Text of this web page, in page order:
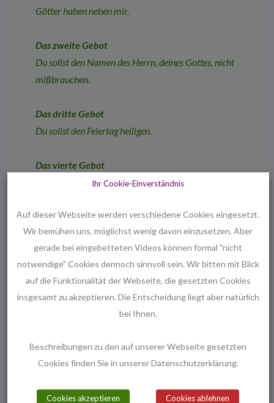
Götter haben neben mir.
Das zweite Gebot
Du sollst den Namen des Herrn, deines Gottes, nicht
mißbrauchen.
Das dritte Gebot
Du sollst den Feiertag heiligen.
Das vierte Gebot
Du sollst deinen Vater und deine Mutter ehren.
Das fünfte Gebot
Du sollst nicht töten.
Das sechste Gebot
Du sollst nicht ehebrechen.
Das achte Gebot
Du sollst nicht falsch Zeugnis reden wider deinen
Ihr Cookie-Einverständnis
Auf dieser Webseite werden verschiedene Cookies eingesetzt.
Wir bemühen uns, möglichst wenig davon einzusetzen. Aber
gerade bei eingebetteten Videos können formal "nicht
notwendige" Cookies dennoch sinnvoll sein. Wir bitten mit Blick
auf die Funktionalität der Webseite, die gesetzten Cookies
insgesamt zu akzeptieren. Die Entscheidung liegt aber natürlich
bei Ihnen.
Beschreibungen zu den auf unserer Webseite gesetzten
Cookies finden Sie in unserer Datenschutzerklärung.
Cookies akzeptieren Cookies ablehnen